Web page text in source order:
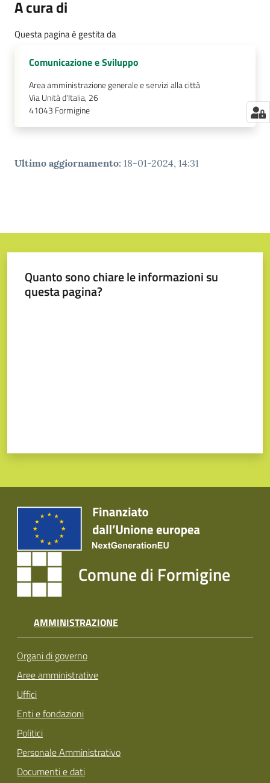
A cura di
Questa pagina è gestita da
Comunicazione e Sviluppo
Area amministrazione generale e servizi alla città
Via Unità d'Italia, 26
41043 Formigine
Ultimo aggiornamento: 18-01-2024, 14:31
Quanto sono chiare le informazioni su
questa pagina?
Comune di Formigine
AMMINISTRAZIONE
Organi di governo
Aree amministrative
Uffici
Enti e fondazioni
Politici
Personale Amministrativo
Documenti e dati